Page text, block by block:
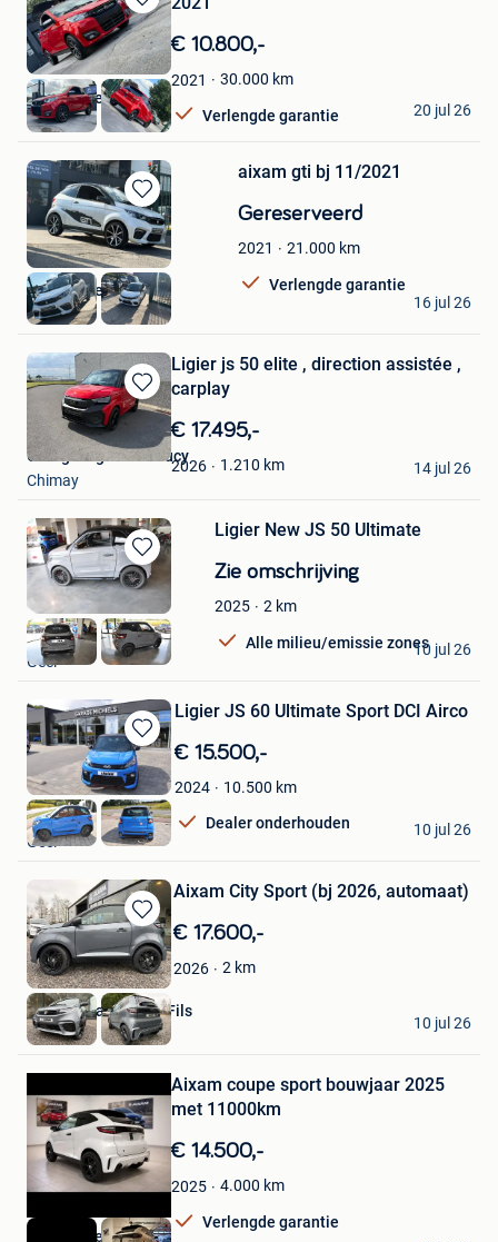
Bewaren
in
Mijn
Favorieten
€ 10.800,-
2021 30.000 km
Verlengde garantie
autohandel de vos
Lessines
20 jul 26
Bewaren
in
Mijn
Favorieten
aixam gti bj 11/2021
Gereserveerd
2021 21.000 km
Verlengde garantie
autohandel de vos
Lessines
16 jul 26
Bewaren
in
Mijn
Favorieten
Ligier js 50 elite , direction assistée ,
carplay
€ 17.495,-
2026 1.210 km
Garage Ligier-Dusaucy
Chimay
14 jul 26
Bewaren
in
Favorieten
Ligier New JS 50 Ultimate
Zie omschrijving
2025 2 km
Alle milieu/emissie zones
jef
Geel
10 jul 26
Bewaren
in
Mijn
Favorieten
Ligier JS 60 Ultimate Sport DCI Airco
€ 15.500,-
2024 10.500 km
Dealer onderhouden
jef
Geel
10 jul 26
Bewaren
in
Mijn
Favorieten
Aixam City Sport (bj 2026, automaat)
€ 17.600,-
2026 2 km
Garage Marchand &Fils
Mettet
10 jul 26
Bewaren
Mijn
Favorieten
Aixam coupe sport bouwjaar 2025
met 11000km
€ 14.500,-
2025 4.000 km
Verlengde garantie
autohandel de vos